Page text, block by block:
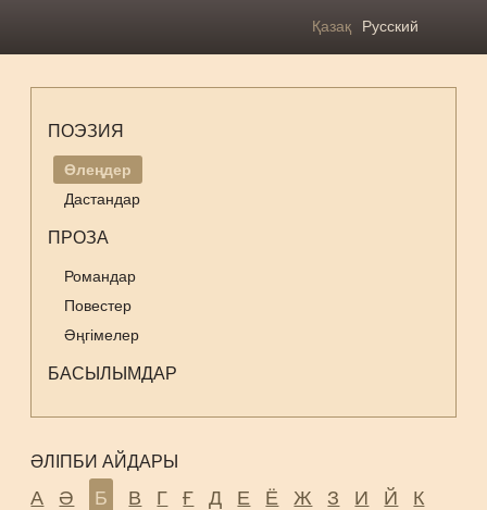
Қазақ Русский
ПОЭЗИЯ
Өлеңдер
Дастандар
ПРОЗА
Романдар
Повестер
Әңгімелер
БАСЫЛЫМДАР
ӘЛІПБИ АЙДАРЫ
А Ә Б В Г Ғ Д Е Ё Ж З И Й
К